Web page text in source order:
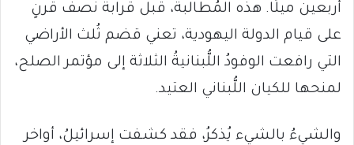
أربعين ميلًا. هذه المُطالبة، قبل قُرابة نصف قرنٍ
على قيام الدولة اليهودية، تعني قضم ثُلث الأراضي
التي رافعت الوفودُ اللُّبنانيةُ الثلاثة إلى مؤتمر الصلح،
لمنحها للكيان اللُّبناني العتيد.
والشيءُ بالشيء يُذكرُ، فقد كشفت إسرائيلُ، أواخر